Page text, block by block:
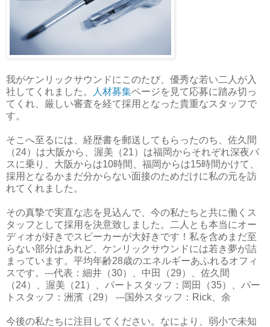
我がケンリックサウンドにこのたび、優秀な若い二人が入
社してくれました。
人材募集ページを見て応募に踏み切っ
てくれ、厳しい審査を経て採用となった貴重なスタッフで
す。
そこへ至るには、経歴書を郵送してもらったのち、佐久間
（24）は大阪から、渥美（21）は福岡からそれぞれ深夜バ
スに乗り、大阪からは10時間、福岡からは15時間かけて、
採用となるかまだ分からない面接のためだけに私の元を訪
れてくれました。
その真摯で実直な志を見込んで、今の私たちと共に働くス
タッフとして採用を決意致しました。二人とも本当にオー
ディオが好きでスピーカーが大好きです！私を含めまだ至
らない部分はあれど、ケンリックサウンドには若き夢が詰
まっています。平均年齢28歳のエネルギーあふれるオフィ
スです。---代表：細井（30）、中田（29）、佐久間
（24）、渥美（21）、パートスタッフ：岡田（35）、パー
トスタッフ：洲濱（29） ---国外スタッフ：Rick、余
今後の私たちに注目してください。なにより、弱小で未知